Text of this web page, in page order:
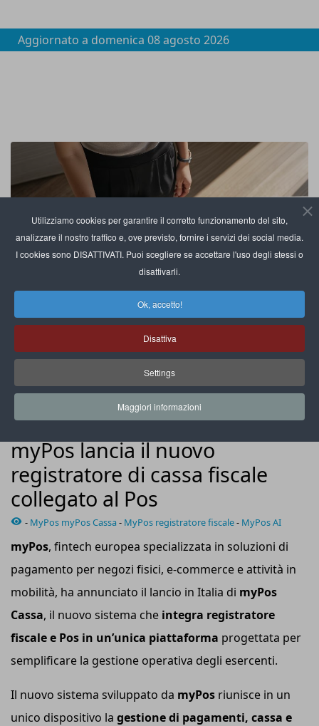
Utilizziamo cookies per garantire il corretto funzionamento del sito,
analizzare il nostro traffico e, ove previsto, fornire i servizi dei social media.
I cookies sono DISATTIVATI. Puoi scegliere se accettare l'uso degli stessi o
disattivarli.
Ok, accetto!
Disattiva
Settings
Maggiori informazioni
Aggiornato a domenica 08 agosto 2026
Il nuovo sistema riunisce in un unico dispositivo la gestione
di pagamenti, cassa e reportistica
myPos lancia il nuovo
registratore di cassa fiscale
collegato al Pos
- MyPos myPos Cassa- MyPos registratore fiscale- MyPos AI
myPos, fintech europea specializzata in soluzioni di
pagamento per negozi fisici, e-commerce e attività in
mobilità, ha annunciato il lancio in Italia di myPos
Cassa, il nuovo sistema che integra registratore
fiscale e Pos in un’unica piattaforma progettata per
semplificare la gestione operativa degli esercenti.
Il nuovo sistema sviluppato da myPos riunisce in un
unico dispositivo la gestione di pagamenti, cassa e